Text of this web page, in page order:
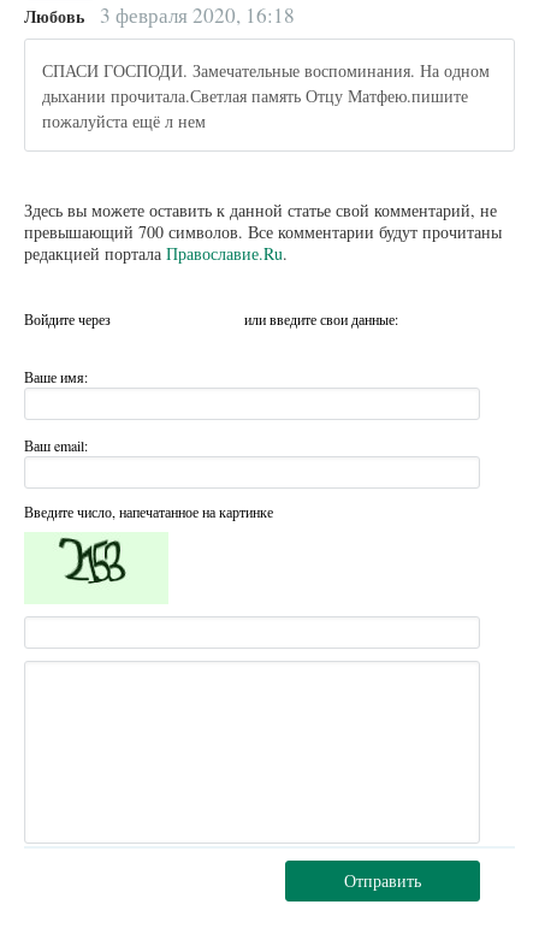
Любовь 3 февраля 2020, 16:18
СПАСИ ГОСПОДИ. Замечательные воспоминания. На одном
дыхании прочитала.Светлая память Отцу Матфею.пишите
пожалуйста ещё л нем
Здесь вы можете оставить к данной статье свой комментарий, не
превышающий 700 символов. Все комментарии будут прочитаны
редакцией портала Православие.Ru.
Войдите через или введите свои данные:
Ваше имя:
Ваш email:
Введите число, напечатанное на картинке
Отправить